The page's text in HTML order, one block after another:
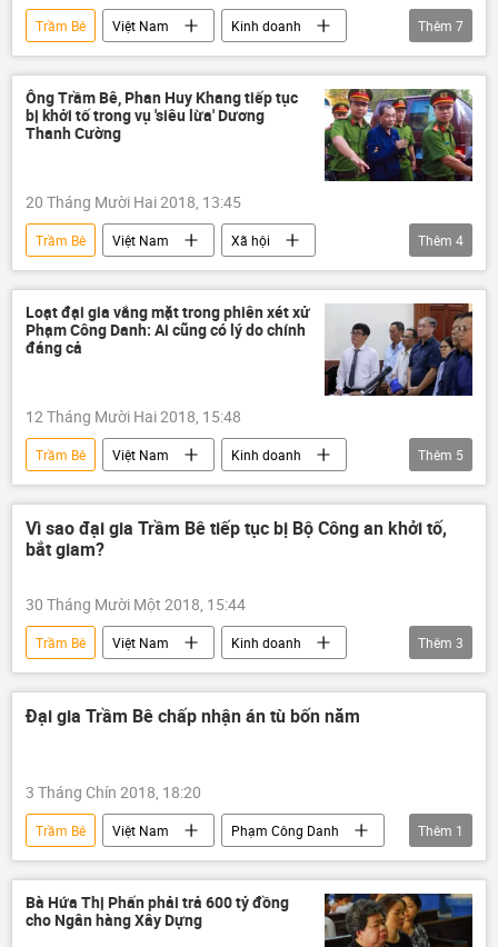
Trầm Bê Việt Nam
Kinh doanh
Phạm Công Danh
Trần Bắc Hà
Hứa Thị Phấn
VNCB
BIDV
đại án
xét xử
Thêm 7
Ông Trầm Bê, Phan Huy Khang tiếp tục
bị khởi tố trong vụ 'siêu lừa' Dương
Thanh Cường
20 Tháng Mười Hai 2018, 13:45
Trầm Bê Việt Nam
Xã hội
Thời sự
Phan Huy Khang
TAND
Agribank
Thêm 4
Loạt đại gia vắng mặt trong phiên xét xử
Phạm Công Danh: Ai cũng có lý do chính
đáng cả
12 Tháng Mười Hai 2018, 15:48
Trầm Bê Việt Nam
Kinh doanh
Phạm Công Danh
Hứa Thị Phấn
Phan Thành Mai
VNCB TrustBank
Thêm 5
Vì sao đại gia Trầm Bê tiếp tục bị Bộ Công an khởi tố,
bắt giam?
30 Tháng Mười Một 2018, 15:44
Trầm Bê Việt Nam
Kinh doanh
Phạm Công Danh
Dương Thanh Cường
siêu lừa
Thêm 3
Đại gia Trầm Bê chấp nhận án tù bốn năm
3 Tháng Chín 2018, 18:20
Trầm Bê Việt Nam
Phạm Công Danh
Sacombank
Thêm 1
Bà Hứa Thị Phấn phải trả 600 tỷ đồng
cho Ngân hàng Xây Dựng